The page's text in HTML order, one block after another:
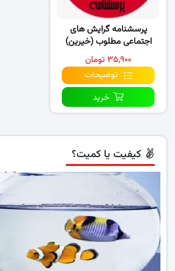
پرسشنامه گرایش های
اجتماعی مطلوب (خیرین)
۳۵,۹۰۰ تومان
توضیحات
خرید
کیفیت یا کمیت؟